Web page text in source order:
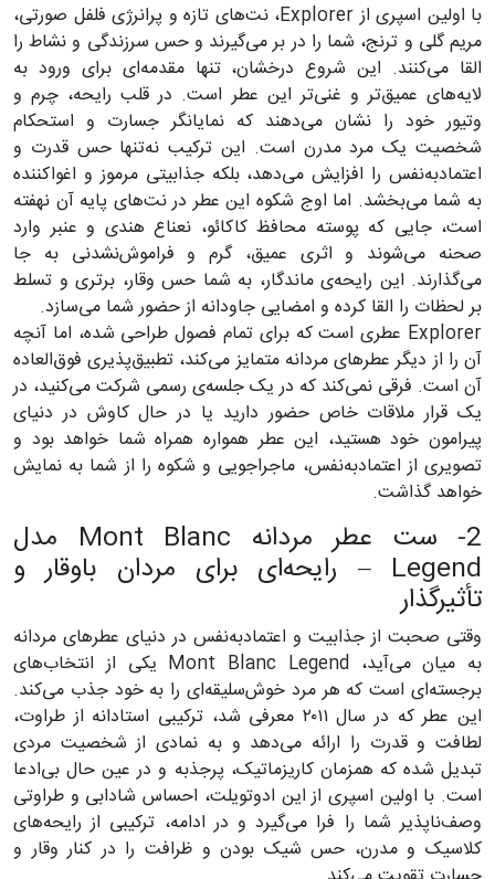
با اولین اسپری از Explorer، نت‌های تازه و پرانرژی فلفل صورتی،
مریم گلی و ترنج، شما را در بر می‌گیرند و حس سرزندگی و نشاط را
القا می‌کنند. این شروع درخشان، تنها مقدمه‌ای برای ورود به
لایه‌های عمیق‌تر و غنی‌تر این عطر است. در قلب رایحه، چرم و
وتیور خود را نشان می‌دهند که نمایانگر جسارت و استحکام
شخصیت یک مرد مدرن است. این ترکیب نه‌تنها حس قدرت و
اعتمادبه‌نفس را افزایش می‌دهد، بلکه جذابیتی مرموز و اغواکننده
به شما می‌بخشد. اما اوج شکوه این عطر در نت‌های پایه آن نهفته
است، جایی که پوسته محافظ کاکائو، نعناع هندی و عنبر وارد
صحنه می‌شوند و اثری عمیق، گرم و فراموش‌نشدنی به جا
می‌گذارند. این رایحه‌ی ماندگار، به شما حس وقار، برتری و تسلط
بر لحظات را القا کرده و امضایی جاودانه از حضور شما می‌سازد.
Explorer عطری است که برای تمام فصول طراحی شده، اما آنچه
آن را از دیگر عطرهای مردانه متمایز می‌کند، تطبیق‌پذیری فوق‌العاده
آن است. فرقی نمی‌کند که در یک جلسه‌ی رسمی شرکت می‌کنید، در
یک قرار ملاقات خاص حضور دارید یا در حال کاوش در دنیای
پیرامون خود هستید، این عطر همواره همراه شما خواهد بود و
تصویری از اعتمادبه‌نفس، ماجراجویی و شکوه را از شما به نمایش
خواهد گذاشت.
2- ست عطر مردانه Mont Blanc مدل
Legend – رایحه‌ای برای مردان باوقار و
تأثیرگذار
وقتی صحبت از جذابیت و اعتمادبه‌نفس در دنیای عطرهای مردانه
به میان می‌آید، Mont Blanc Legend یکی از انتخاب‌های
برجسته‌ای است که هر مرد خوش‌سلیقه‌ای را به خود جذب می‌کند.
این عطر که در سال ۲۰۱۱ معرفی شد، ترکیبی استادانه از طراوت،
لطافت و قدرت را ارائه می‌دهد و به نمادی از شخصیت مردی
تبدیل شده که همزمان کاریزماتیک، پرجذبه و در عین حال بی‌ادعا
است. با اولین اسپری از این ادوتویلت، احساس شادابی و طراوتی
وصف‌ناپذیر شما را فرا می‌گیرد و در ادامه، ترکیبی از رایحه‌های
کلاسیک و مدرن، حس شیک بودن و ظرافت را در کنار وقار و